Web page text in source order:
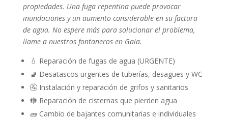
propiedades. Una fuga repentina puede provocar
inundaciones y un aumento considerable en su factura
de agua. No espere más para solucionar el problema,
llame a nuestros fontaneros en Gaia.
💧 Reparación de fugas de agua (URGENTE)
🚽 Desatascos urgentes de tuberías, desagües y WC
🚰 Instalación y reparación de grifos y sanitarios
🚻 Reparación de cisternas que pierden agua
🧱 Cambio de bajantes comunitarias e individuales